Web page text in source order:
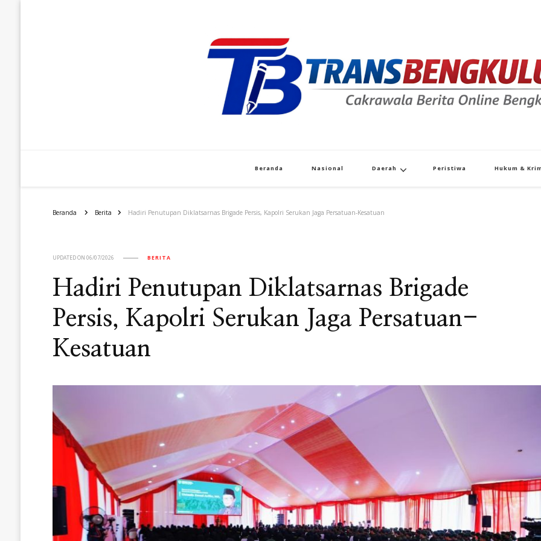
Beranda Nasional Daerah Peristiwa Hukum &
Beranda Berita Hadiri Penutupan Diklatsarnas Brigade Persis, Kapolri Serukan Jaga Persatuan-Kesatuan
UPDATED ON 06/07/2026 BERITA
Hadiri Penutupan Diklatsarnas Brigade
Persis, Kapolri Serukan Jaga Persatuan-
Kesatuan